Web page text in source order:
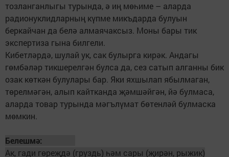
тозланганлыгы турында, ә иң мөһиме – аларда
радионуклидларның күпме микъдарда булуын
беркайчан да белә алмаячаксыз. Моны бары тик
экспертиза гына билгели.
Кибетләрдә, шулай ук, сак булырга кирәк. Андагы
гөмбәләр тикшерелгән булса да, сез сатып алганны бик
озак көткән булулары бар. Яки яхшылап ябылмаган,
төрелмәгән, алып кайтканда җәмшәйгән, йә булмаса,
аларда товар турында мәгъ­лүмат бөтенләй булмаска
мөмкин.
Белешмә:
Ак, гади гөреҗдә (груздь) һәм сары (җирән, рыжик)